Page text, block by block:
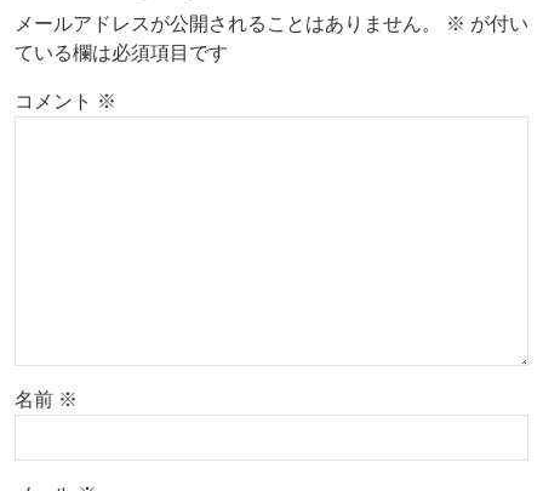
メールアドレスが公開されることはありません。 ※ が付い
ている欄は必須項目です
コメント ※
名前 ※